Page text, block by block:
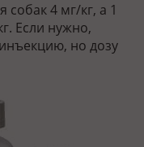
4 мг/кг, а 1
Если нужно,
но дозу